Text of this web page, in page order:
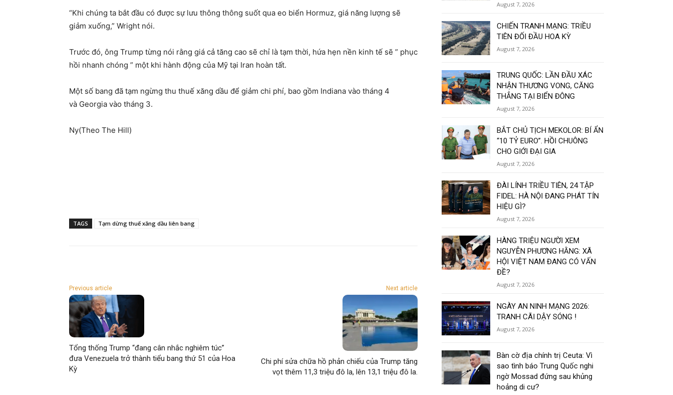
“Khi chúng ta bắt đầu có được sự lưu thông thông suốt qua eo biển Hormuz, giá năng lượng sẽ
giảm xuống,” Wright nói.
Trước đó, ông Trump từng nói rằng giá cả tăng cao sẽ chỉ là tạm thời, hứa hẹn nền kinh tế sẽ ” phục
hồi nhanh chóng ” một khi hành động của Mỹ tại Iran hoàn tất.
Một số bang đã tạm ngừng thu thuế xăng dầu để giảm chi phí, bao gồm Indiana vào tháng 4
và Georgia vào tháng 3.
Ny(Theo The Hill)
TAGS Tạm dừng thuế xăng dầu liên bang
Previous article
Tổng thống Trump “đang cân nhắc nghiêm túc”
đưa Venezuela trở thành tiểu bang thứ 51 của Hoa
Kỳ
Next article
Chi phí sửa chữa hồ phản chiếu của Trump tăng
vọt thêm 11,3 triệu đô la, lên 13,1 triệu đô la.
August 7, 2026
CHIẾN TRANH MẠNG: TRIỀU
TIÊN ĐỐI ĐẦU HOA KỲ
August 7, 2026
TRUNG QUỐC: LẦN ĐẦU XÁC
NHẬN THƯƠNG VONG, CĂNG
THẲNG TẠI BIỂN ĐÔNG
August 7, 2026
BẮT CHỦ TỊCH MEKOLOR: BÍ ẨN
“10 TỶ EURO”. HỒI CHUÔNG
CHO GIỚI ĐẠI GIA
August 7, 2026
ĐÀI LÍNH TRIỀU TIÊN, 24 TẬP
FIDEL: HÀ NỘI ĐANG PHÁT TÍN
HIỆU GÌ?
August 7, 2026
HÀNG TRIỆU NGƯỜI XEM
NGUYỄN PHƯƠNG HẰNG: XÃ
HỘI VIỆT NAM ĐANG CÓ VẤN
ĐỀ?
August 7, 2026
NGÀY AN NINH MẠNG 2026:
TRANH CÃI DẬY SÓNG !
August 7, 2026
Bàn cờ địa chính trị Ceuta: Vì
sao tình báo Trung Quốc nghi
ngờ Mossad đứng sau khủng
hoảng di cư?